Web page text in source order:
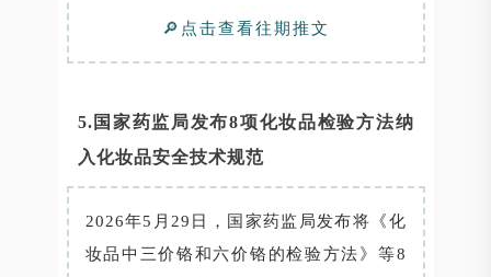
🔎点击查看往期推文
5.国家药监局发布8项化妆品检验方法纳
入化妆品安全技术规范
2026年5月29日，国家药监局发布将《化
妆品中三价铬和六价铬的检验方法》等8